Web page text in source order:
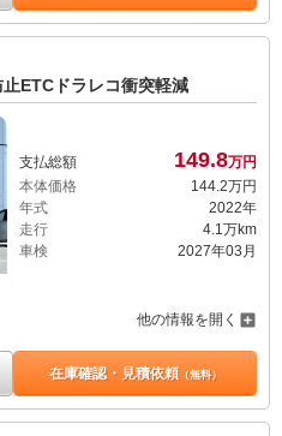
ETCドラレコ衝突軽減
支払総額 149.8万円
本体価格
144.2万円
年式
2022年
走行
4.1万km
車検
2027年03月
他の情報を開く
在庫確認・見積依頼（無料）